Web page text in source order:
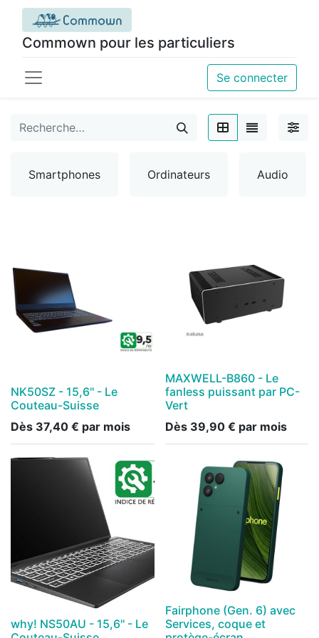
Commown pour les particuliers
Se connecter
Smartphones Ordinateurs Audio
NK50SZ - 15,6'' - Le
Couteau-Suisse
Dès 37,40 € par mois
MAXWELL-B860 - Le
fanless puissant par PC-
Vert
Dès 39,90€ par mois
why! NS50AU - 15,6'' - Le
Fairphone (Gen. 6) avec
Services, coque et